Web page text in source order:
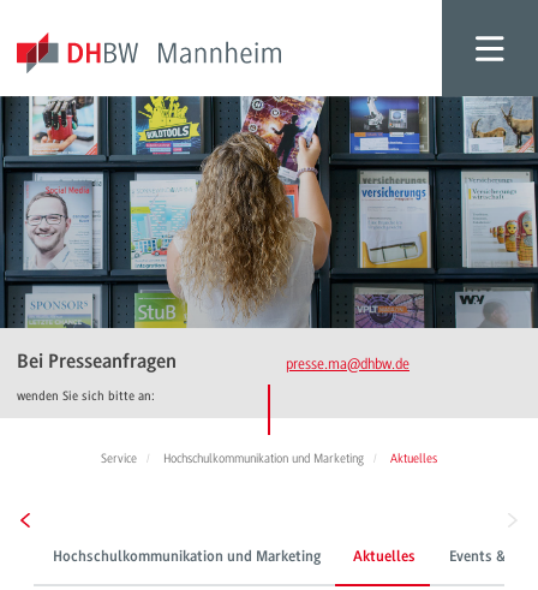
Bei Presseanfragen
wenden Sie sich bitte an:
presse.ma@dhbw.de
Service Hochschulkommunikation und Marketing Aktuelles
Hochschulkommunikation und Marketing Aktuelles Events &